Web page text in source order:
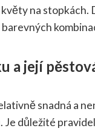
na
a její
snadná a
důležité